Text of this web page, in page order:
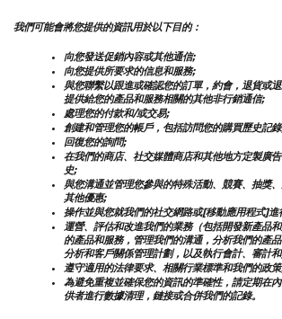
我們可能會將您提供的資訊用於以下目的：
向您發送促銷內容或其他通信;
向您提供所要求的信息和服務;
與您聯繫以跟進或確認您的訂單，約會，退貨或
提供給您的產品和服務相關的其他非行銷通信;
處理您的付款和/或交易;
創建和管理您的帳戶，包括訪問您的購買歷史記
回復您的詢問;
在我們的商店、社交媒體商店和其他地方定製廣
史;
與您溝通並管理您參與的特殊活動、競賽、抽獎
其他優惠;
操作並與您就我們的社交網路或[移動應用程式]進
運營、評估和改進我們的業務（包括開發新產品
的產品和服務，管理我們的溝通，分析我們的產
分析和客戶關係管理計劃，以及執行會計、審計
遵守適用的法律要求、相關行業標準和我們的政
為避免重複並確保您的資訊的準確性，請定期在
供者進行數據清理，鏈接或合併我們的記錄。